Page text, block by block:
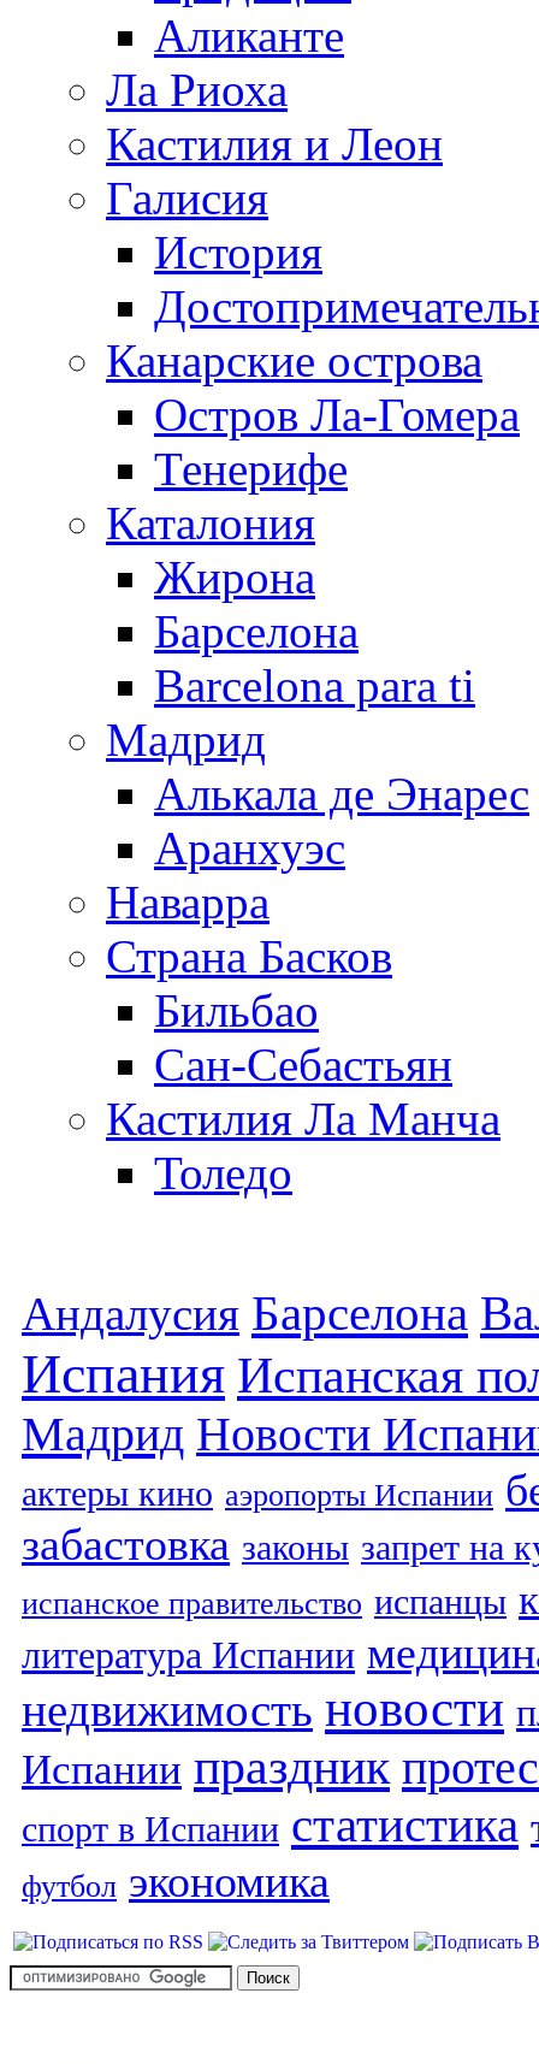
Аликанте
Ла Риоха
Кастилия и Леон
Галисия
История
Канарские острова
Остров Ла-Гомера
Тенерифе
Каталония
Жирона
Барселона
Barcelona para ti
Мадрид
Алькала де Энарес
Аранхуэс
Наварра
Страна Басков
Бильбао
Сан-Себастьян
Кастилия Ла Манча
Толедо
Андалусия Барселона
Испания Испанская
Мадрид Новости
актеры кино аэропорты Испании
забастовка законы запрет на
испанское правительство испанцы
литература Испании
недвижимость новости
Испании праздник
спорт в Испании статистика
футбол экономика